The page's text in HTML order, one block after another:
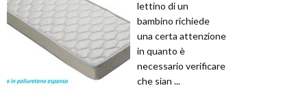
lettino di un
bambino richiede
una certa attenzione
in quanto è
necessario verificare
che sian ...